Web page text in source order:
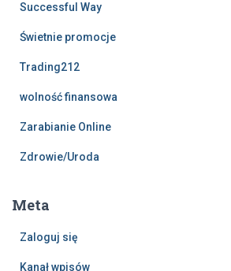
Successful Way
Świetnie promocje
Trading212
wolność finansowa
Zarabianie Online
Zdrowie/Uroda
Meta
Zaloguj się
Kanał wpisów